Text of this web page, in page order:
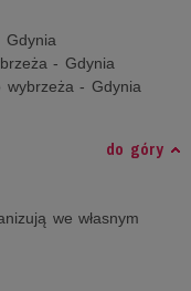
Gdynia
- Gdynia
wybrzeża - Gdynia
do góry
we własnym